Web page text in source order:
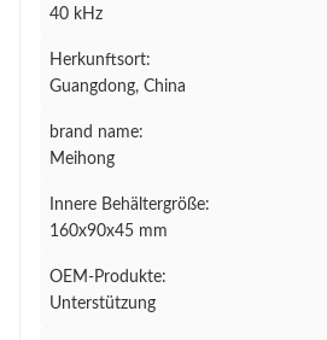
40 kHz
Herkunftsort:
Guangdong, China
brand name:
Meihong
Innere Behältergröße:
160x90x45 mm
OEM-Produkte:
Unterstützung